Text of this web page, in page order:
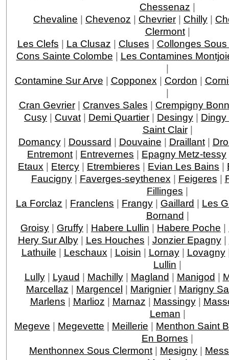
Chessenaz |
Chevaline | Chevenoz | Chevrier | Chilly |
Clermont|
Les Clefs | La Clusaz | Cluses | Collonges
Cons Sainte Colombe | Les Contamines
|
Contamine Sur Arve | Copponex | Cordon |
|
Cran Gevrier| Cranves Sales | Crempigny
Cusy | Cuvat | Demi Quartier | Desingy | Dingy
Saint Clair|
Domancy| Doussard | Douvaine | Draillant|
Entremont | Entrevernes | Epagny Metz-tessy
Etaux | Etercy | Etrembieres | Evian Les Bains |
Faucigny| Faverges-seythenex | Feigeres |
Fillinges |
La Forclaz | Franclens | Frangy | Gaillard | Les
Bornand |
Groisy | Gruffy | Habere Lullin | Habere Poche |
Hery Sur Alby| Les Houches | Jonzier Epagny|
Lathuile | Leschaux | Loisin | Lornay| Lovagny
Lullin |
Lully| Lyaud | Machilly| Magland | Manigod |
Marcellaz | Margencel | Marignier | Marigny
Marlens | Marlioz | Marnaz | Massingy|
Leman |
Megeve | Megevette | Meillerie | Menthon Saint
En Bornes |
Menthonnex Sous Clermont | Mesigny |